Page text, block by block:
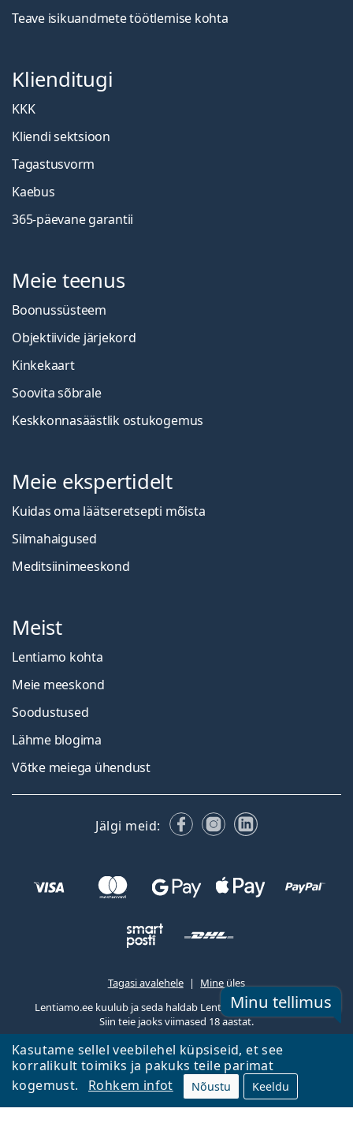
Kasutame sellel veebilehel küpsiseid, et see
korralikult toimiks ja pakuks teile parimat
kogemust.
Rohkem infot Nõustu Keeldu
Minu tellimus
Teave isikuandmete töötlemise kohta
Klienditugi
KKK
Kliendi sektsioon
Tagastusvorm
Kaebus
365-päevane garantii
Meie teenus
Boonussüsteem
Objektiivide järjekord
Kinkekaart
Soovita sõbrale
Keskkonnasäästlik ostukogemus
Meie ekspertidelt
Kuidas oma läätseretsepti mõista
Silmahaigused
Meditsiinimeeskond
Meist
Lentiamo kohta
Meie meeskond
Soodustused
Lähme blogima
Võtke meiega ühendust
Jälgi meid: FacebookInstagram
LinkedIn
Tagasi avalehele
Mine üles
Lentiamo.ee kuulub ja seda haldab Lentiamo s.r.o., Tšehhi
Siin teie jaoks viimased 18 aastat.